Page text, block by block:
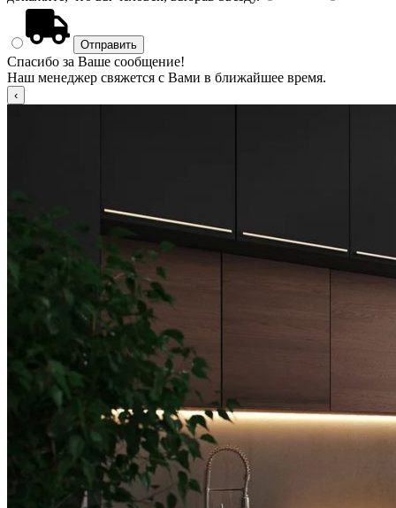
Спасибо за Ваше сообщение!
Наш менеджер свяжется с Вами в ближайшее время.